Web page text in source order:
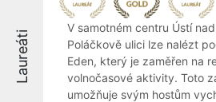
Laureáti
V samotném centru Ústí
Poláčkově ulici lze nalézt
Eden, který je zaměřen na
volnočasové aktivity. Toto
umožňuje svým hostům